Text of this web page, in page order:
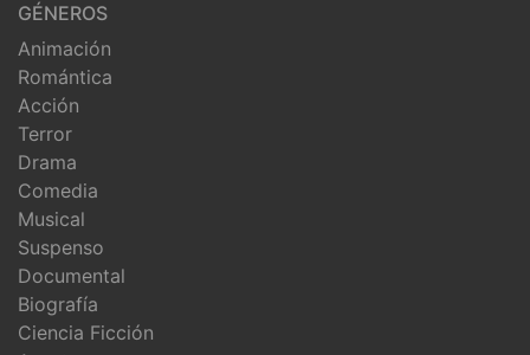
GÉNEROS
Animación
Romántica
Acción
Terror
Drama
Comedia
Musical
Suspenso
Documental
Biografía
Ciencia Ficción